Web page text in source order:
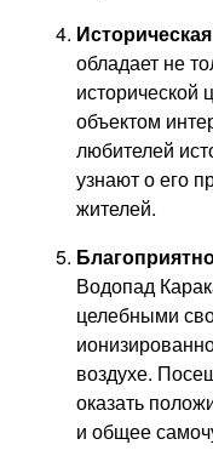
обладает не
исторической
объектом
любителей
узнают о его
жителей.
Водопад
целебными
воздухе.
оказать
и общее